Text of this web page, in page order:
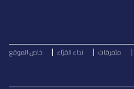
متفرقات نداء القرّاء خاص الموقع